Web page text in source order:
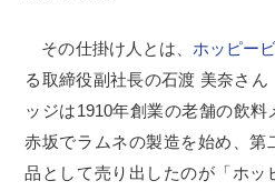
その仕掛け人とは、 ホッピー
る取締役副社長の石渡 美奈さ
ッジは1910年創業の老舗の飲
赤坂でラムネの製造を始め、第
品として売り出したのが「ホッ